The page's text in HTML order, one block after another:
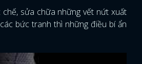
chế, sửa chữa những vết nứt xuất
bức tranh thì những điều bí ẩn